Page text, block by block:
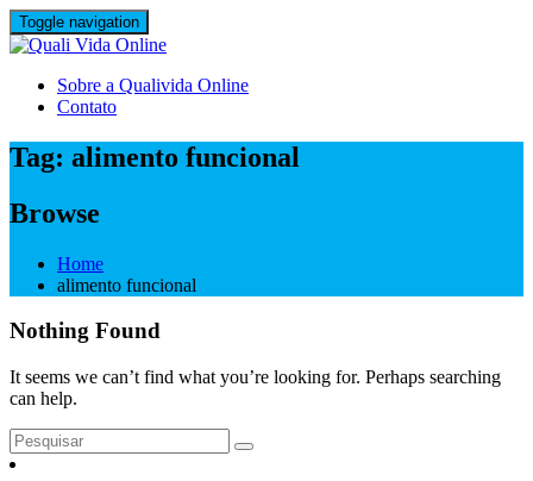
Skip
to
Toggle navigation
Sobre a Qualivida Online
Contato
Tag: alimento funcional
Browse
Home
alimento funcional
Nothing Found
It seems we can’t find what you’re looking for. Perhaps searching
can help.